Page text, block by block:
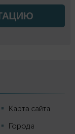
Карта сайта
Города